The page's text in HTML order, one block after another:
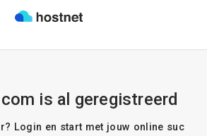
is al geregistreerd
Login en start met jouw online suc